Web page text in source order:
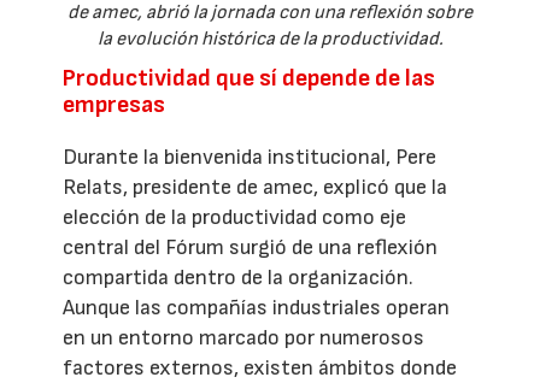
de amec, abrió la jornada con una reflexión sobre
la evolución histórica de la productividad.
Productividad que sí depende de las
empresas
Durante la bienvenida institucional, Pere
Relats, presidente de amec, explicó que la
elección de la productividad como eje
central del Fórum surgió de una reflexión
compartida dentro de la organización.
Aunque las compañías industriales operan
en un entorno marcado por numerosos
factores externos, existen ámbitos donde